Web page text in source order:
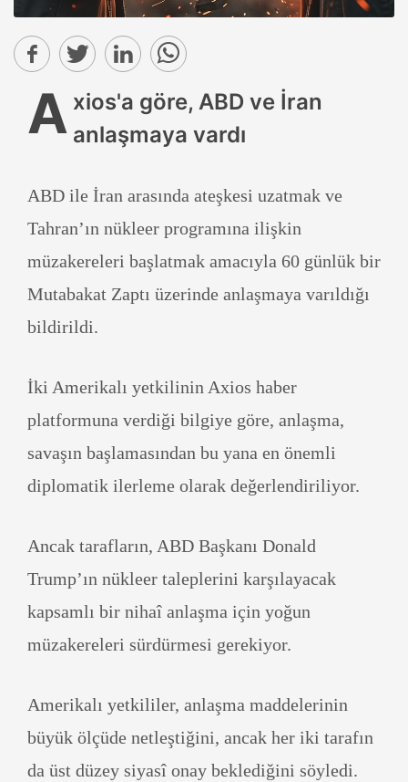
A xios'a göre, ABD ve İran
anlaşmaya vardı
ABD ile İran arasında ateşkesi uzatmak ve
Tahran’ın nükleer programına ilişkin
müzakereleri başlatmak amacıyla 60 günlük bir
Mutabakat Zaptı üzerinde anlaşmaya varıldığı
bildirildi.
İki Amerikalı yetkilinin Axios haber
platformuna verdiği bilgiye göre, anlaşma,
savaşın başlamasından bu yana en önemli
diplomatik ilerleme olarak değerlendiriliyor.
Ancak tarafların, ABD Başkanı Donald
Trump’ın nükleer taleplerini karşılayacak
kapsamlı bir nihaî anlaşma için yoğun
müzakereleri sürdürmesi gerekiyor.
Amerikalı yetkililer, anlaşma maddelerinin
büyük ölçüde netleştiğini, ancak her iki tarafın
da üst düzey siyasî onay beklediğini söyledi.